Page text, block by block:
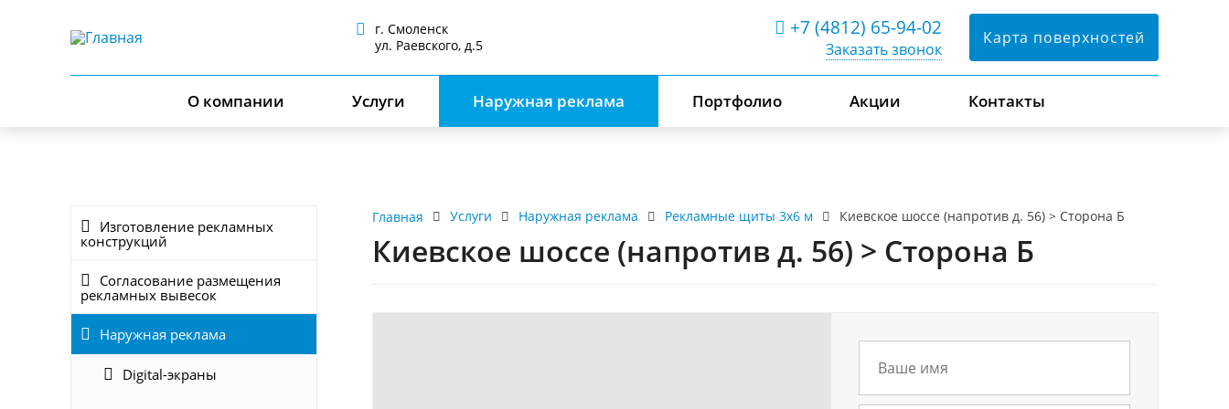
г. Смоленск
ул. Раевского, д.5
+7 (4812) 65-94-02
Заказать звонок
Карта поверхностей
О компании Услуги Наружная реклама Портфолио Акции Контакты
Изготовление рекламных
конструкций
Согласование размещения
рекламных вывесок
Наружная реклама
Digital-экраны
Главная Услуги Наружная реклама Рекламные щиты 3х6 м Киевское шоссе (напротив д. 56) > Сторона Б
Киевское шоссе (напротив д. 56) > Сторона Б